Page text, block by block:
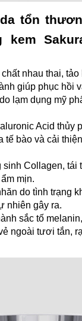
tổn
kem
nhau thai,
giúp phục hồi
lạm dụng mỹ
Acid thủy
tế bào và cải
sinh Collagen, tái
mịn.
do tình trạng
nhiên gây ra.
sắc tố
ngoài tươi tắn,